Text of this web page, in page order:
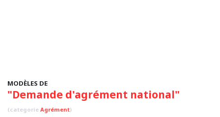
MODÈLES DE
"Demande d'agrément national"
(categorie Agrément)